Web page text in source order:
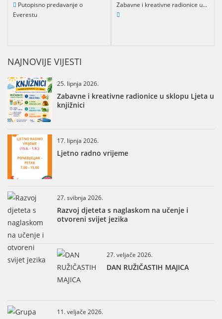
Putopisno predavanje o
Everestu
Zabavne i kreativne radionice u...
NAJNOVIJE VIJESTI
25. lipnja 2026.
Zabavne i kreativne radionice u sklopu Ljeta u
knjižnici
17. lipnja 2026.
Ljetno radno vrijeme
27. svibnja 2026.
Razvoj djeteta s naglaskom na učenje i
otvoreni svijet jezika
27. veljače 2026.
DAN RUŽIČASTIH MAJICA
11. veljače 2026.